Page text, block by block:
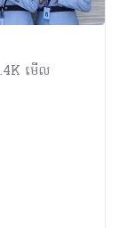
មើល